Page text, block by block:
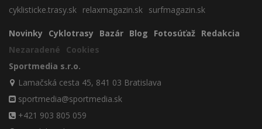
cyklisticke.trasy.sk relaxmagazin.sk surfmagazin.sk
Novinky Cyklotrasy Bazár Blog Fotosúťaž Redakcia
Nezaradené
Cookies
Sportmedia s.r.o.
Lamačská cesta 45, 841 03 Bratislava
sportmedia@sportmedia.sk
+421 903 805 059